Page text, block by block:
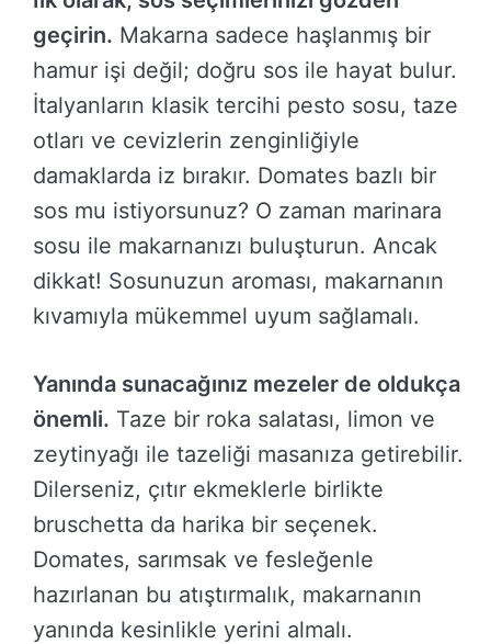
geçirin. Makarna sadece haşlanmış bir
hamur işi değil; doğru sos ile hayat bulur.
İtalyanların klasik tercihi pesto sosu, taze
otları ve cevizlerin zenginliğiyle
damaklarda iz bırakır. Domates bazlı bir
sos mu istiyorsunuz? O zaman marinara
sosu ile makarnanızı buluşturun. Ancak
dikkat! Sosunuzun aroması, makarnanın
kıvamıyla mükemmel uyum sağlamalı.
Yanında sunacağınız mezeler de oldukça
önemli. Taze bir roka salatası, limon ve
zeytinyağı ile tazeliği masanıza getirebilir.
Dilerseniz, çıtır ekmeklerle birlikte
bruschetta da harika bir seçenek.
Domates, sarımsak ve fesleğenle
hazırlanan bu atıştırmalık, makarnanın
yanında kesinlikle yerini almalı.